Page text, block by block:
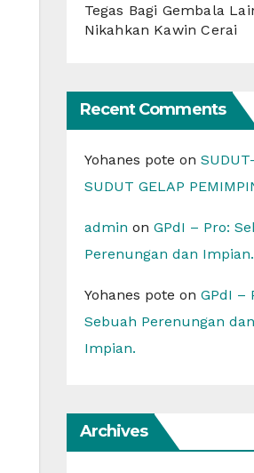
Tegas Bagi Gembala
Nikahkan Kawin Cerai
Recent Comments
Yohanes pote on SUDUT-
SUDUT GELAP
admin on GPdI – Pro:
Perenungan dan Impian.
Yohanes pote on GPdI –
Sebuah Perenungan dan
Impian.
Archives